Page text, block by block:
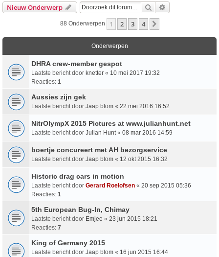
Nieuw Onderwerp Zoek
88 Onderwerpen 1 2 3 4
Onderwerpen
DHRA crew-member gespot
Laatste bericht door knetter « 10 mei 2017 19:32
Reacties: 1
Aussies zijn gek
Laatste bericht door Jaap blom « 22 mei 2016 16:52
NitrOlympX 2015 Pictures at www.julianhunt.net
Laatste bericht door Julian Hunt« 08 mar 2016 14:59
boertje concureert met AH bezorgservice
Laatste bericht door Jaap blom « 12 okt 2015 16:32
Historic drag cars in motion
Laatste bericht door Gerard Roelofsen « 20 sep 2015 05:36
Reacties: 1
5th European Bug-In, Chimay
Laatste bericht door Emjee « 23 jun 2015 18:21
Reacties: 7
King of Germany 2015
Laatste bericht door Jaap blom « 16 jun 2015 16:44